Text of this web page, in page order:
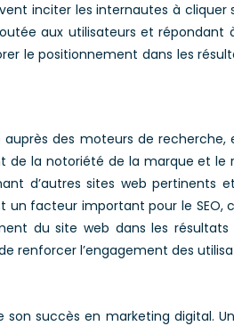
inciter les internautes à
aux utilisateurs et répondant
le positionnement dans les
des moteurs de
la notoriété de la marque et
d’autres sites web
facteur important pour le
du site web dans les
renforcer l’engagement des
succès en marketing digital.